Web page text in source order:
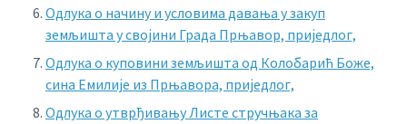
Одлука о начину и условима давања у закуп
земљишта у својини Града Прњавор, приједлог,
Одлука о куповини земљишта од Колобарић Боже,
сина Емилије из Прњавора, приједлог,
Одлука о утврђивању Листе стручњака за